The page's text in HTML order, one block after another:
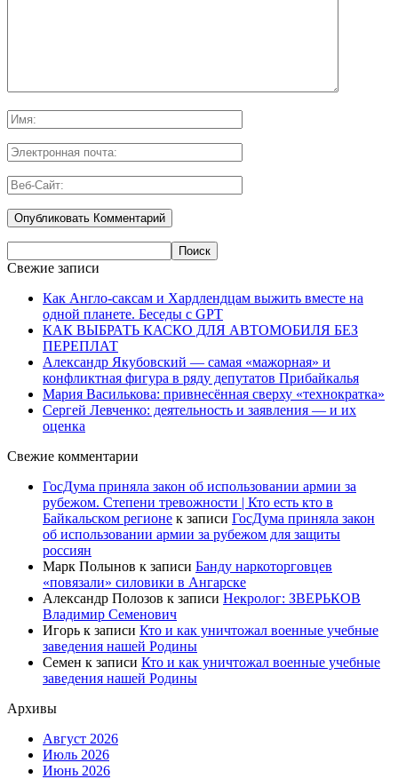
Свежие записи
Как Англо-саксам и Хардлендцам выжить вместе на
одной планете. Беседы с GPT
КАК ВЫБРАТЬ КАСКО ДЛЯ АВТОМОБИЛЯ БЕЗ
ПЕРЕПЛАТ
Александр Якубовский — самая «мажорная» и
конфликтная фигура в ряду депутатов Прибайкалья
Мария Василькова: привнесённая сверху «технократка»
Сергей Левченко: деятельность и заявления — и их
оценка
Свежие комментарии
ГосДума приняла закон об использовании армии за
рубежом. Степени тревожности | Кто есть кто в
Байкальском регионе к записи ГосДума приняла закон
об использовании армии за рубежом для защиты
россиян
Марк Полынов к записи Банду наркоторговцев
«повязали» силовики в Ангарске
Александр Полозов к записи Некролог: ЗВЕРЬКОВ
Владимир Семенович
Игорь к записи Кто и как уничтожал военные учебные
заведения нашей Родины
Семен к записи Кто и как уничтожал военные учебные
заведения нашей Родины
Архивы
Август 2026
Июль 2026
Июнь 2026